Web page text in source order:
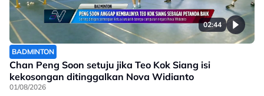
02:44
BADMINTON
Chan Peng Soon setuju jika Teo Kok Siang isi
kekosongan ditinggalkan Nova Widianto
01/08/2026